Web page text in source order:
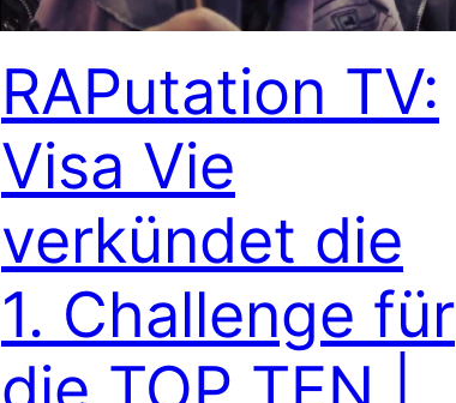
RAPutation TV:
Visa Vie
verkündet die
1. Challenge für